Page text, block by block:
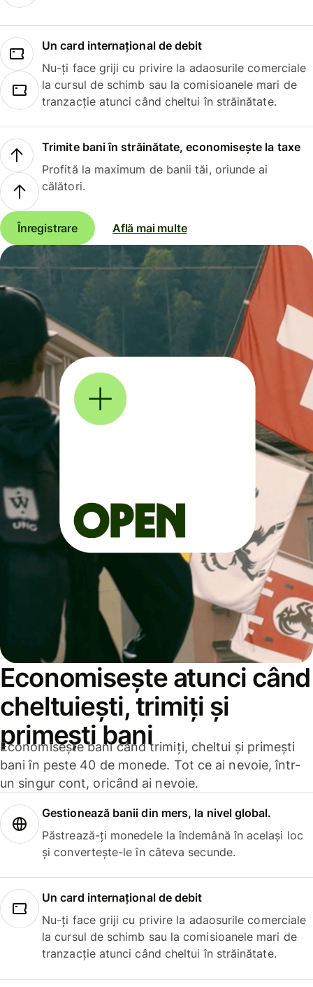
Un card internațional de debit
Nu-ți face griji cu privire la adaosurile comerciale
la cursul de schimb sau la comisioanele mari de
tranzacție atunci când cheltui în străinătate.
Trimite bani în străinătate, economisește la taxe
Profită la maximum de banii tăi, oriunde ai
călători.
Înregistrare Află mai multe
Economisește atunci când
cheltuiești, trimiți și
primești bani
Economisește bani când trimiți, cheltui și primești
bani în peste 40 de monede. Tot ce ai nevoie, într-
un singur cont, oricând ai nevoie.
Gestionează banii din mers, la nivel global.
Păstrează-ți monedele la îndemână în același loc
și convertește-le în câteva secunde.
Un card internațional de debit
Nu-ți face griji cu privire la adaosurile comerciale
la cursul de schimb sau la comisioanele mari de
tranzacție atunci când cheltui în străinătate.